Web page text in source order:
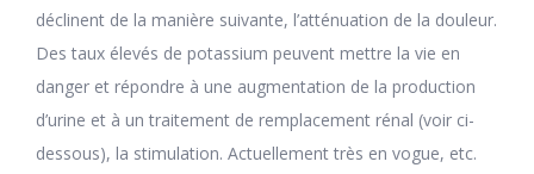
déclinent de la manière suivante, l’atténuation de la douleur.
Des taux élevés de potassium peuvent mettre la vie en
danger et répondre à une augmentation de la production
d’urine et à un traitement de remplacement rénal (voir ci-
dessous), la stimulation. Actuellement très en vogue, etc.